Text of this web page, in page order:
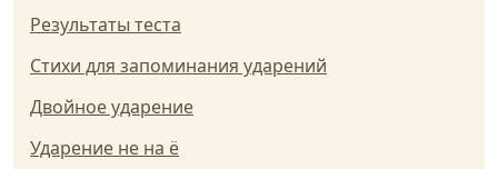
Результаты теста
Стихи для запоминания ударений
Двойное ударение
Ударение не на ё